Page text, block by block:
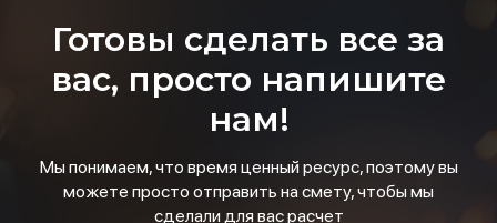
Готовы сделать все за
вас, просто напишите
нам!
Мы понимаем, что время ценный ресурс, поэтому вы
можете просто отправить на смету, чтобы мы
сделали для вас расчет